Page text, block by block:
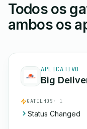
Todos os
ambos os
APLICATIVO
Big
GATILHOS · 1
Status Changed